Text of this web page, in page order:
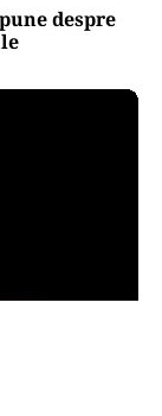
despre